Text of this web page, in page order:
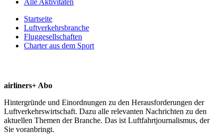
Startseite
Luftverkehrsbranche
Fluggesellschaften
Charter aus dem Sport
airliners+ Abo
Hintergründe und Einordnungen zu den Herausforderungen der
Luftverkehrswirtschaft. Dazu alle relevanten Nachrichten zu den
aktuellen Themen der Branche. Das ist Luftfahrtjournalismus, der
Sie voranbringt.